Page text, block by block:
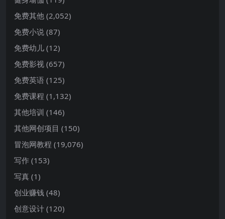
免费其他 (2,052)
免费小说 (87)
免费幼儿 (12)
免费影视 (657)
免费英语 (125)
免费课程 (1,132)
其他培训 (146)
其他网创项目 (150)
冒泡网教程 (19,076)
写作 (153)
写真 (1)
创业赚钱 (48)
创意设计 (120)